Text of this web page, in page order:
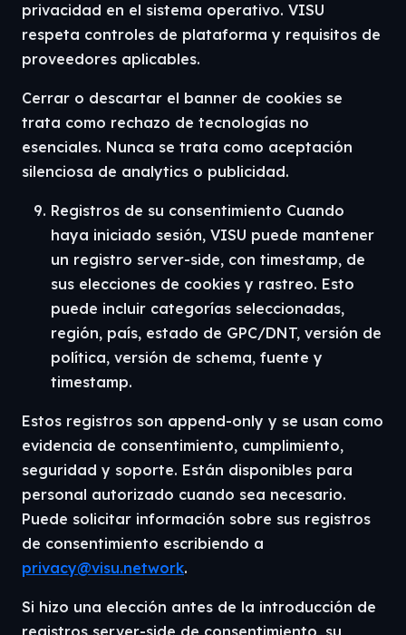
privacidad en el sistema operativo. VISU
respeta controles de plataforma y requisitos de
proveedores aplicables.
Cerrar o descartar el banner de cookies se
trata como rechazo de tecnologías no
esenciales. Nunca se trata como aceptación
silenciosa de analytics o publicidad.
Registros de su consentimiento Cuando
haya iniciado sesión, VISU puede mantener
un registro server-side, con timestamp, de
sus elecciones de cookies y rastreo. Esto
puede incluir categorías seleccionadas,
región, país, estado de GPC/DNT, versión de
política, versión de schema, fuente y
timestamp.
Estos registros son append-only y se usan como
evidencia de consentimiento, cumplimiento,
seguridad y soporte. Están disponibles para
personal autorizado cuando sea necesario.
Puede solicitar información sobre sus registros
de consentimiento escribiendo a
privacy@visu.network.
Si hizo una elección antes de la introducción de
registros server-side de consentimiento, su